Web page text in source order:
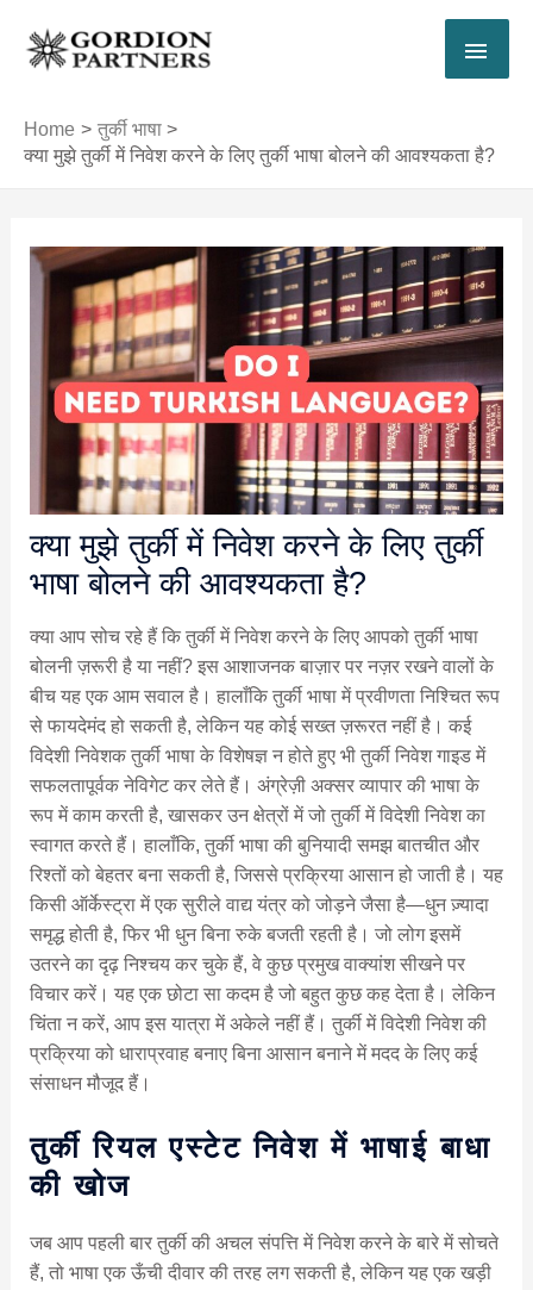
content
Home
तुर्की भाषा
क्या मुझे तुर्की में निवेश करने के लिए तुर्की भाषा बोलने की आवश्यकता है?
क्या मुझे तुर्की में निवेश करने के लिए तुर्की
भाषा बोलने की आवश्यकता है?
क्या आप सोच रहे हैं कि तुर्की में निवेश करने के लिए आपको तुर्की भाषा
बोलनी ज़रूरी है या नहीं? इस आशाजनक बाज़ार पर नज़र रखने वालों के
बीच यह एक आम सवाल है। हालाँकि तुर्की भाषा में प्रवीणता निश्चित रूप
से फायदेमंद हो सकती है, लेकिन यह कोई सख्त ज़रूरत नहीं है। कई
विदेशी निवेशक तुर्की भाषा के विशेषज्ञ न होते हुए भी तुर्की निवेश गाइड में
सफलतापूर्वक नेविगेट कर लेते हैं। अंग्रेज़ी अक्सर व्यापार की भाषा के
रूप में काम करती है, खासकर उन क्षेत्रों में जो तुर्की में विदेशी निवेश का
स्वागत करते हैं। हालाँकि, तुर्की भाषा की बुनियादी समझ बातचीत और
रिश्तों को बेहतर बना सकती है, जिससे प्रक्रिया आसान हो जाती है। यह
किसी ऑर्केस्ट्रा में एक सुरीले वाद्य यंत्र को जोड़ने जैसा है—धुन ज़्यादा
समृद्ध होती है, फिर भी धुन बिना रुके बजती रहती है। जो लोग इसमें
उतरने का दृढ़ निश्चय कर चुके हैं, वे कुछ प्रमुख वाक्यांश सीखने पर
विचार करें। यह एक छोटा सा कदम है जो बहुत कुछ कह देता है। लेकिन
चिंता न करें, आप इस यात्रा में अकेले नहीं हैं। तुर्की में विदेशी निवेश की
प्रक्रिया को धाराप्रवाह बनाए बिना आसान बनाने में मदद के लिए कई
संसाधन मौजूद हैं।
तुर्की रियल एस्टेट निवेश में भाषाई बाधा
की खोज
जब आप पहली बार तुर्की की अचल संपत्ति में निवेश करने के बारे में सोचते
हैं, तो भाषा एक ऊँची दीवार की तरह लग सकती है, लेकिन यह एक खड़ी